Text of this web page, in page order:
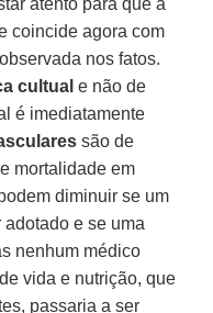
coincide agora com
nos fatos.
cultual e não de
é imediatamente
são de
mortalidade em
diminuir se um
e se uma
nenhum médico
vida e nutrição, que
passaria a ser